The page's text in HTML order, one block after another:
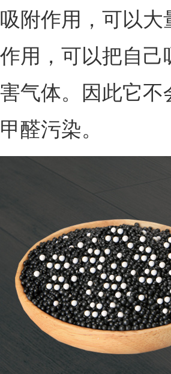
吸附作用，可以
作用，可以把自
害气体。因此它
甲醛污染。